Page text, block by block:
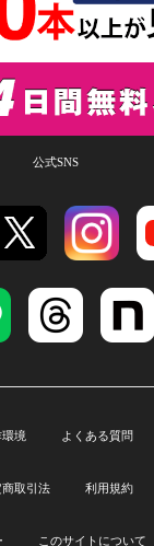
公式SNS
境 よくある質問
商取引法 利用規約
このサイトについて